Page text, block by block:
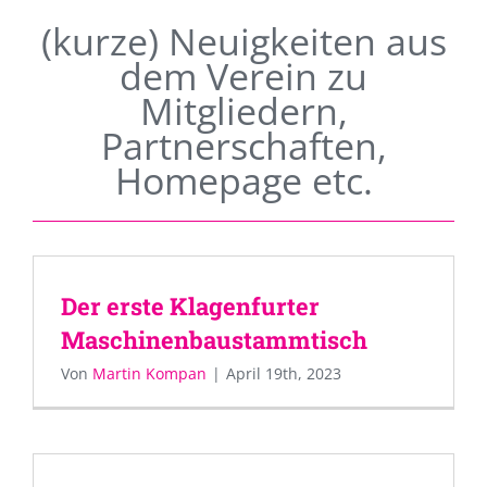
(kurze) Neuigkeiten aus
dem Verein zu
Mitgliedern,
Partnerschaften,
Homepage etc.
Der erste Klagenfurter
Maschinenbaustammtisch
Von Martin Kompan | April 19th, 2023